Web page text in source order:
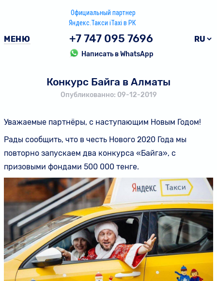
Официальный партнер
Яндекс.Такси iTaxi в РК
МЕНЮ +7 747 095 7696
Написать в WhatsApp
Конкурс Байга в Алматы
Опубликованно: 09-12-2019
Уважаемые партнёры, с наступающим Новым Годом!
Рады сообщить, что в честь Нового 2020 Года мы
повторно запускаем два конкурса «Байга», с
призовыми фондами 500 000 тенге.